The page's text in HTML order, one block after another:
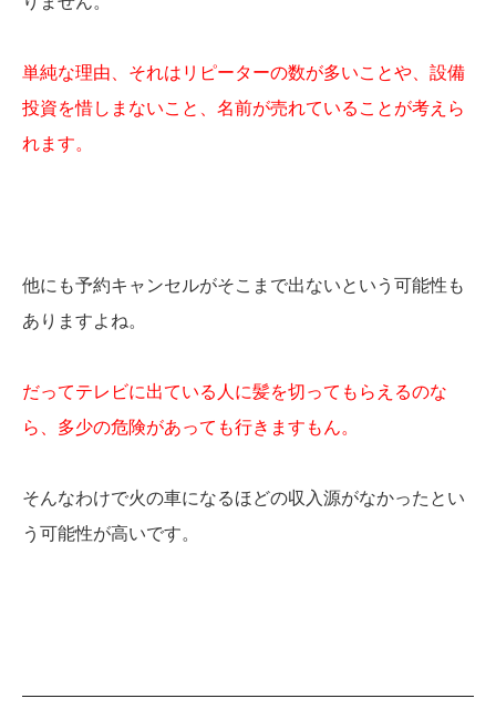
単純な理由、それはリピーターの数が多いことや、設備
投資を惜しまないこと、名前が売れていることが考えら
れます。
他にも予約キャンセルがそこまで出ないという可能性も
ありますよね。
だってテレビに出ている人に髪を切ってもらえるのな
ら、多少の危険があっても行きますもん。
そんなわけで火の車になるほどの収入源がなかったとい
う可能性が高いです。